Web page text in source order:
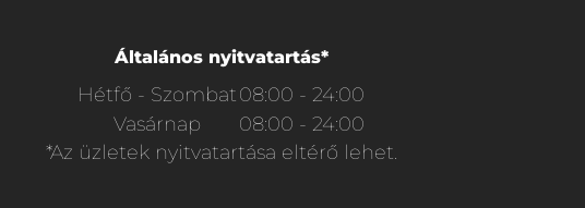
Általános nyitvatartás*
Hétfő - Szombat08:00 - 24:00
Vasárnap
08:00 - 24:00
*Az üzletek nyitvatartása eltérő lehet.